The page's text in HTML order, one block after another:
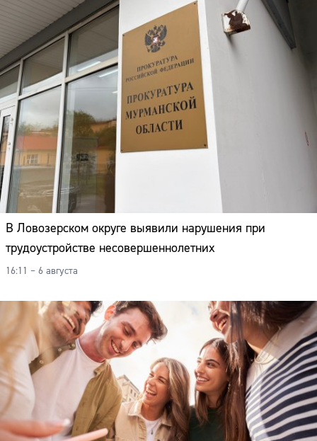
В Ловозерском округе выявили нарушения при
трудоустройстве несовершеннолетних
16:11 – 6 августа